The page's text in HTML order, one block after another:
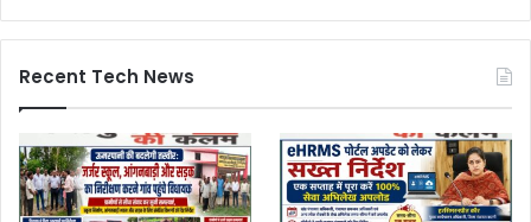
Recent Tech News